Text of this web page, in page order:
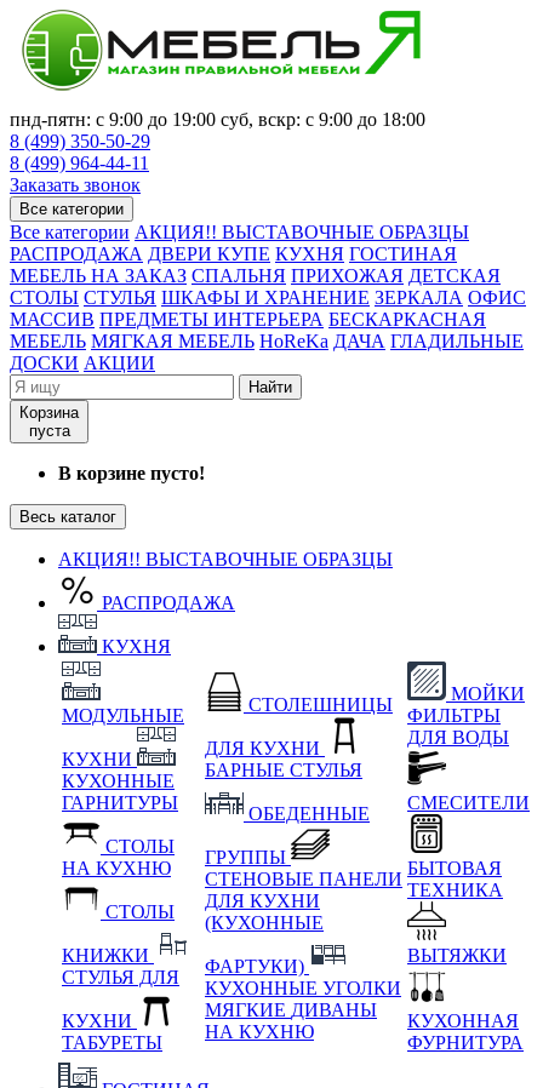
пнд-пятн: с 9:00 до 19:00 суб, вскр: с 9:00 до 18:00
8 (499) 350-50-29
8 (499) 964-44-11
Заказать звонок
Все категории
Все категории АКЦИЯ!! ВЫСТАВОЧНЫЕ ОБРАЗЦЫ
РАСПРОДАЖА ДВЕРИ КУПЕ КУХНЯ ГОСТИНАЯ
МЕБЕЛЬ НА ЗАКАЗ СПАЛЬНЯ ПРИХОЖАЯ ДЕТСКАЯ
СТОЛЫ СТУЛЬЯ ШКАФЫ И ХРАНЕНИЕ ЗЕРКАЛА ОФИС
МАССИВ ПРЕДМЕТЫ ИНТЕРЬЕРА БЕСКАРКАСНАЯ
МЕБЕЛЬ МЯГКАЯ МЕБЕЛЬ HoReKa ДАЧА ГЛАДИЛЬНЫЕ
ДОСКИ АКЦИИ
Найти
Корзина
пуста
В корзине пусто!
Весь каталог
АКЦИЯ!! ВЫСТАВОЧНЫЕ ОБРАЗЦЫ
РАСПРОДАЖА
КУХНЯ
МОДУЛЬНЫЕ
КУХНИ
КУХОННЫЕ
ГАРНИТУРЫ
СТОЛЫ
НА КУХНЮ
СТОЛЫ
КНИЖКИ
СТУЛЬЯ ДЛЯ
КУХНИ
ТАБУРЕТЫ
СТОЛЕШНИЦЫ
ДЛЯ КУХНИ
БАРНЫЕ СТУЛЬЯ
ОБЕДЕННЫЕ
ГРУППЫ
СТЕНОВЫЕ ПАНЕЛИ
ДЛЯ КУХНИ
(КУХОННЫЕ
ФАРТУКИ)
КУХОННЫЕ УГОЛКИ
МЯГКИЕ ДИВАНЫ
НА КУХНЮ
МОЙКИ
ФИЛЬТРЫ
ДЛЯ ВОДЫ
СМЕСИТЕЛИ
БЫТОВАЯ
ТЕХНИКА
ВЫТЯЖКИ
КУХОННАЯ
ФУРНИТУРА